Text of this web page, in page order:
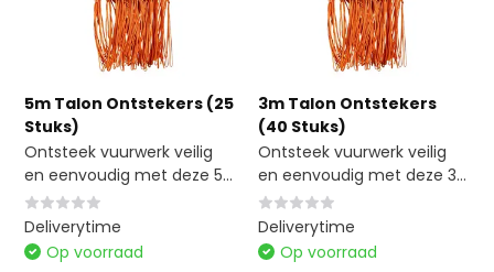
5m Talon Ontstekers (25
Stuks)
Ontsteek vuurwerk veilig
en eenvoudig met deze 5...
Deliverytime
Op voorraad
3m Talon Ontstekers
(40 Stuks)
Ontsteek vuurwerk veilig
en eenvoudig met deze 3...
Deliverytime
Op voorraad